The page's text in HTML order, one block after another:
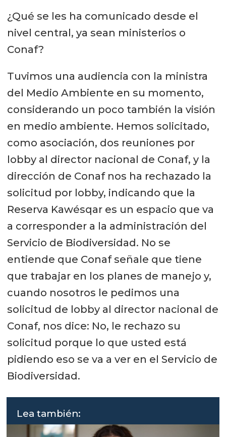
¿Qué se les ha comunicado desde el
nivel central, ya sean ministerios o
Conaf?
Tuvimos una audiencia con la ministra
del Medio Ambiente en su momento,
considerando un poco también la visión
en medio ambiente. Hemos solicitado,
como asociación, dos reuniones por
lobby al director nacional de Conaf, y la
dirección de Conaf nos ha rechazado la
solicitud por lobby, indicando que la
Reserva Kawésqar es un espacio que va
a corresponder a la administración del
Servicio de Biodiversidad. No se
entiende que Conaf señale que tiene
que trabajar en los planes de manejo y,
cuando nosotros le pedimos una
solicitud de lobby al director nacional de
Conaf, nos dice: No, le rechazo su
solicitud porque lo que usted está
pidiendo eso se va a ver en el Servicio de
Biodiversidad.
Lea también: